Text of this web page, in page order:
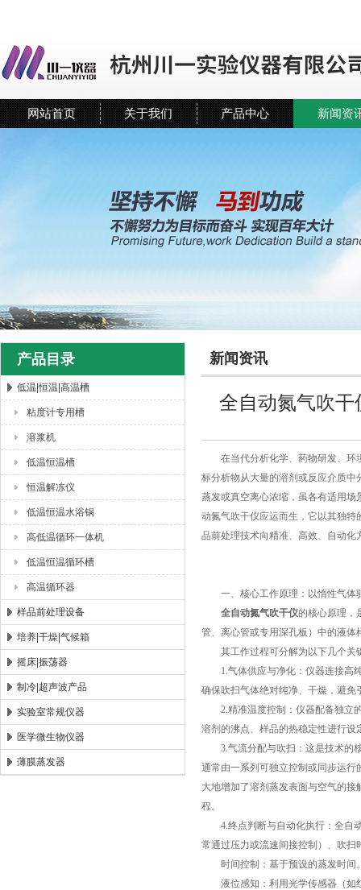
杭州川一实验仪器有限公司
网站首页 关于我们 产品中心 新闻资
产品目录
低温|恒温|高温槽
粘度计专用槽
溶浆机
低温恒温槽
恒温解冻仪
低温恒温水浴锅
高低温循环一体机
低温恒温循环槽
高温循环器
样品前处理设备
培养|干燥|气候箱
摇床|振荡器
制冷|超声波产品
实验室常规仪器
医学微生物仪器
薄膜蒸发器
新闻资讯
全自动氮气吹
在当代分析化学、药物研发、环境
标分析物从大量的溶剂或反应介质
蒸发或真空离心浓缩，虽各有适用
动氮气吹干仪应运而生，它以其独
品前处理技术向精准、高效、自动化
一、核心工作原理：以惰性气体
全自动氮气吹干仪的核心原理
管、离心管或专用深孔板）中的液
其工作过程可分解为以下几个关
1.气体供应与净化：仪器连接高纯
确保吹扫气体绝对纯净、干燥，避免
2.精准温度控制：仪器配备独立的
溶剂的沸点、样品的热稳定性进行设
3.气流分配与吹扫：这是技术的核
通常由一系列可独立控制或同步运
大地增加了溶剂蒸发表面与空气的
程。
4.终点判断与自动化执行：全自动
常通过压力或流速间接控制）、吹
时间控制：基于预设的蒸发时间
液位感知：利用光学传感器（如红